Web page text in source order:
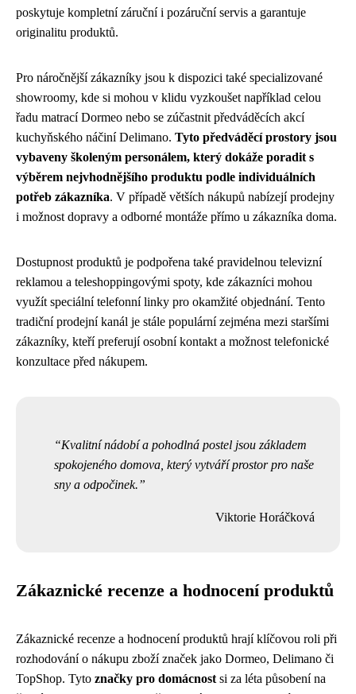
poskytuje kompletní záruční i pozáruční servis a garantuje
originalitu produktů.
Pro náročnější zákazníky jsou k dispozici také specializované
showroomy, kde si mohou v klidu vyzkoušet například celou
řadu matrací Dormeo nebo se zúčastnit předváděcích akcí
kuchyňského náčiní Delimano. Tyto předváděcí prostory jsou
vybaveny školeným personálem, který dokáže poradit s
výběrem nejvhodnějšího produktu podle individuálních
potřeb zákazníka. V případě větších nákupů nabízejí prodejny
i možnost dopravy a odborné montáže přímo u zákazníka doma.
Dostupnost produktů je podpořena také pravidelnou televizní
reklamou a teleshoppingovými spoty, kde zákazníci mohou
využít speciální telefonní linky pro okamžité objednání. Tento
tradiční prodejní kanál je stále populární zejména mezi staršími
zákazníky, kteří preferují osobní kontakt a možnost telefonické
konzultace před nákupem.
Kvalitní nádobí a pohodlná postel jsou základem
spokojeného domova, který vytváří prostor pro naše
sny a odpočinek.
Viktorie Horáčková
Zákaznické recenze a hodnocení produktů
Zákaznické recenze a hodnocení produktů hrají klíčovou roli při
rozhodování o nákupu zboží značek jako Dormeo, Delimano či
TopShop. Tyto značky pro domácnost si za léta působení na